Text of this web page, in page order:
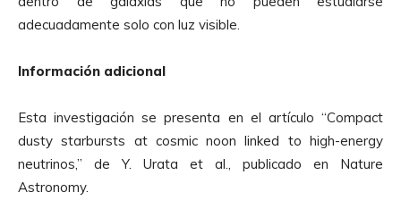
adecuadamente solo con luz visible.
Información adicional
Esta investigación se presenta en el artículo “Compact
dusty starbursts at cosmic noon linked to high-energy
neutrinos,” de Y. Urata et al., publicado en Nature
Astronomy.